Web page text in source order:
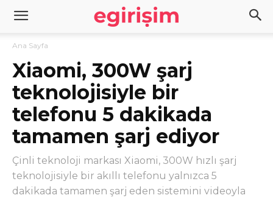
Ana Sayfa
Xiaomi, 300W şarj
teknolojisiyle bir
telefonu 5 dakikada
tamamen şarj ediyor
Çinli teknoloji markası Xiaomi, 300W hızlı şarj
teknolojisiyle bir akıllı telefonu yalnızca 5
dakikada tamamen şarj eden sistemini videoyla